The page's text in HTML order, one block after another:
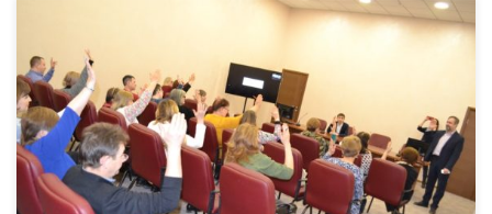
Первое в 2020 году расширенное заседание Комиссии по поддержке СО НКО,
развитию благотворительности и добровольческого движения Общественной
палаты Тюменской области, которое состоялось 14 января по